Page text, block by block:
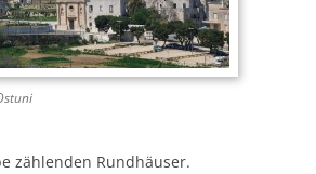
zählenden Rundhäuser.